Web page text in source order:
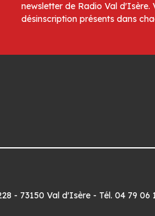
newsletter de Radio Val d'Isère.
désinscription présents dans
- 73150 Val d'Isère - Tél. 04 79 06